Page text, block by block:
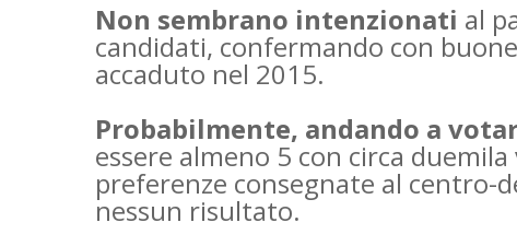
Non sembrano intenzionati al
candidati, confermando con
accaduto nel 2015.
Probabilmente, andando a
essere almeno 5 con circa
preferenze consegnate al centro-
nessun risultato.